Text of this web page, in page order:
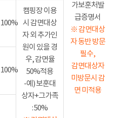
가보훈처발
급증명서
※ 감면대상
자 동반 방문
필수,
감면대상자
미방문시 감
면 미적용
100%
캠핑장 이용
시 감면대상
자 외 추가인
원이 있을 경
우, 감면율
50%적용
-예) 보훈대
상자+그가족
: 50%
100%